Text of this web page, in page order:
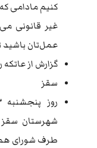
کنیم مادامی
غیر قانونی
عمل‌تان
گزارش از
سقز
شهرستان
طرف شورای